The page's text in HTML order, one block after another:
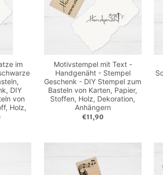
im
DIY
von
Holz,
Motivstempel mit Text -
Handgenäht - Stempel
Geschenk - DIY Stempel zum
Basteln von Karten, Papier,
Stoffen, Holz, Dekoration,
Anhängern
€11,90